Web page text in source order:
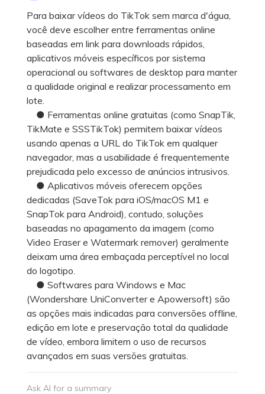
Para baixar vídeos do TikTok sem marca d'água,
você deve escolher entre ferramentas online
baseadas em link para downloads rápidos,
aplicativos móveis específicos por sistema
operacional ou softwares de desktop para manter
a qualidade original e realizar processamento em
lote.
● Ferramentas online gratuitas (como SnapTik,
TikMate e SSSTikTok) permitem baixar vídeos
usando apenas a URL do TikTok em qualquer
navegador, mas a usabilidade é frequentemente
prejudicada pelo excesso de anúncios intrusivos.
● Aplicativos móveis oferecem opções
dedicadas (SaveTok para iOS/macOS M1 e
SnapTok para Android), contudo, soluções
baseadas no apagamento da imagem (como
Video Eraser e Watermark remover) geralmente
deixam uma área embaçada perceptível no local
do logotipo.
● Softwares para Windows e Mac
(Wondershare UniConverter e Apowersoft) são
as opções mais indicadas para conversões offline,
edição em lote e preservação total da qualidade
de vídeo, embora limitem o uso de recursos
avançados em suas versões gratuitas.
Ask AI for a summary